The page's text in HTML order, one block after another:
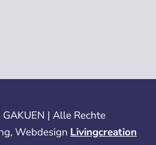
GAKUEN | Alle Rechte
Webdesign Livingcreation